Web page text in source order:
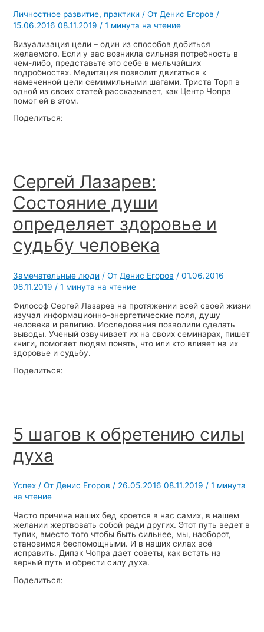
Личностное развитие, практики / От Денис Егоров /
15.06.2016 08.11.2019 / 1 минута на чтение
Визуализация цели – один из способов добиться
желаемого. Если у вас возникла сильная потребность в
чем-либо, представьте это себе в мельчайших
подробностях. Медитация позволит двигаться к
намеченной цели семимильными шагами. Триста Торп в
одной из своих статей рассказывает, как Центр Чопра
помог ей в этом.
Поделиться:
Сергей Лазарев:
Состояние души
определяет здоровье и
судьбу человека
Замечательные люди / От Денис Егоров / 01.06.2016
08.11.2019 / 1 минута на чтение
Философ Сергей Лазарев на протяжении всей своей жизни
изучал информационно-энергетические поля, душу
человека и религию. Исследования позволили сделать
выводы. Ученый озвучивает их на своих семинарах, пишет
книги, помогает людям понять, что или кто влияет на их
здоровье и судьбу.
Поделиться:
5 шагов к обретению силы
духа
Успех/ От Денис Егоров / 26.05.2016 08.11.2019 / 1 минута
на чтение
Часто причина наших бед кроется в нас самих, в нашем
желании жертвовать собой ради других. Этот путь ведет в
тупик, вместо того чтобы быть сильнее, мы, наоборот,
становимся беспомощными. И в наших силах всё
исправить. Дипак Чопра дает советы, как встать на
верный путь и обрести силу духа.
Поделиться: